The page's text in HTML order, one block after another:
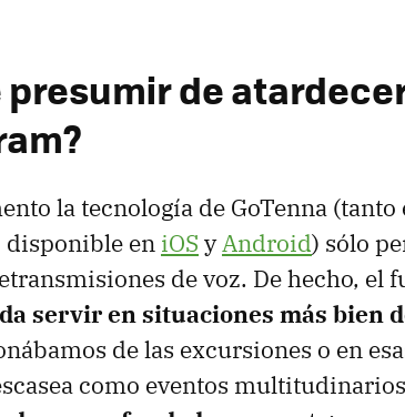
presumir de
la tecnología de GoTenna
disponible en iOS yAndroid) sólo
de voz. De hecho, el
servir en situaciones más bien
de las excursiones o en
como eventos